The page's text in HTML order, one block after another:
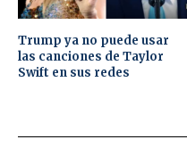
Trump ya no puede usar
las canciones de Taylor
Swift en sus redes